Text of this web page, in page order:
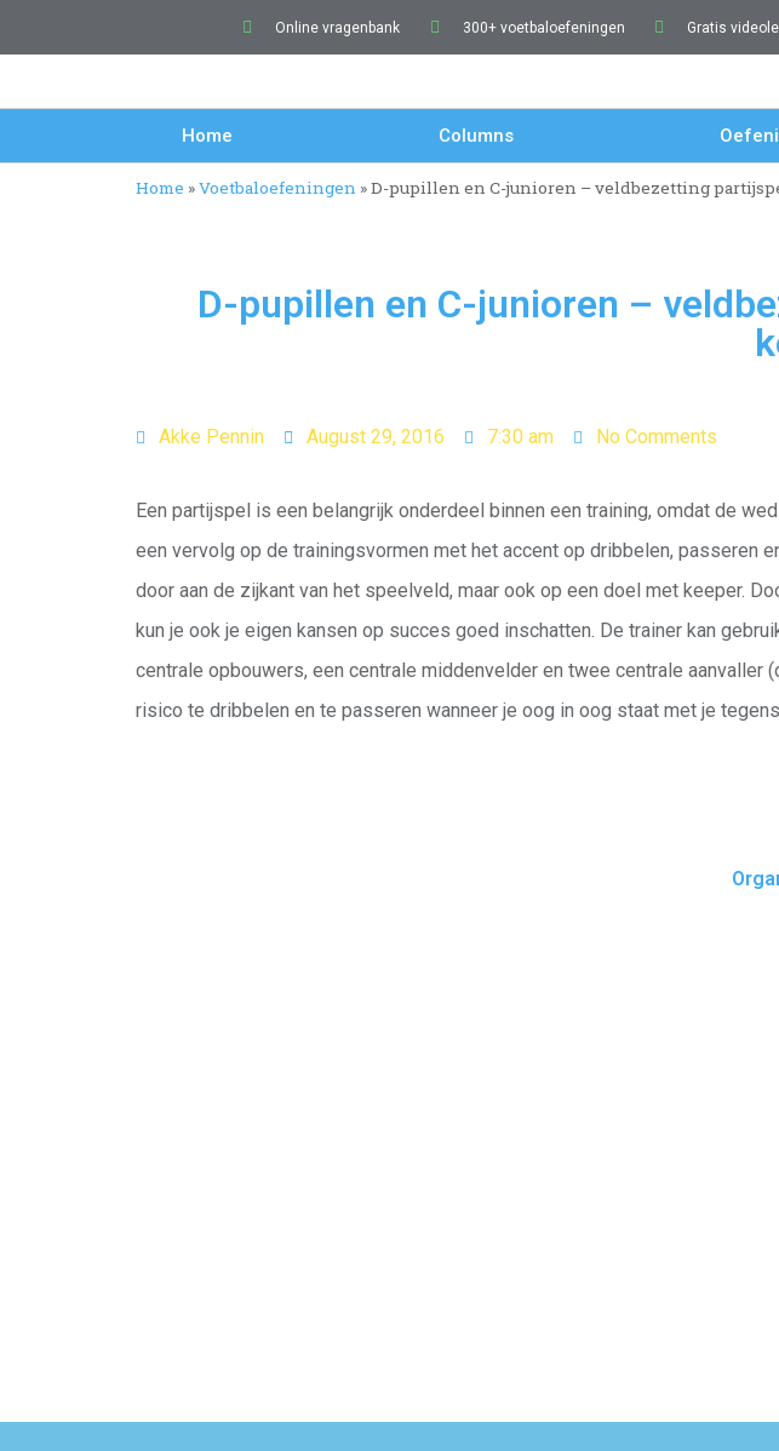
Online vragenbank 300+ voetbaloefeningen Gratis
Home Columns
Home »Voetbaloefeningen »D-pupillen en C-junioren – veldbezetting
D-pupillen en C-junioren –
Akke Pennin August 29, 2016 7:30 am No Comments
Een partijspel is een belangrijk onderdeel binnen een training, omdat de
een vervolg op de trainingsvormen met het accent op dribbelen, passeren
door aan de zijkant van het speelveld, maar ook op een doel met keeper.
kun je ook je eigen kansen op succes goed inschatten. De trainer kan
centrale opbouwers, een centrale middenvelder en twee centrale
risico te dribbelen en te passeren wanneer je oog in oog staat met je